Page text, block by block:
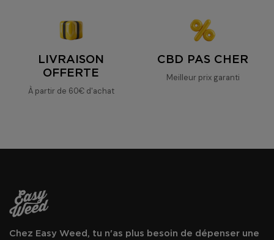
LIVRAISON
OFFERTE
À partir de 60€ d'achat
CBD PAS CHER
Meilleur prix garanti
Chez Easy Weed, tu n'as plus besoin de dépenser une